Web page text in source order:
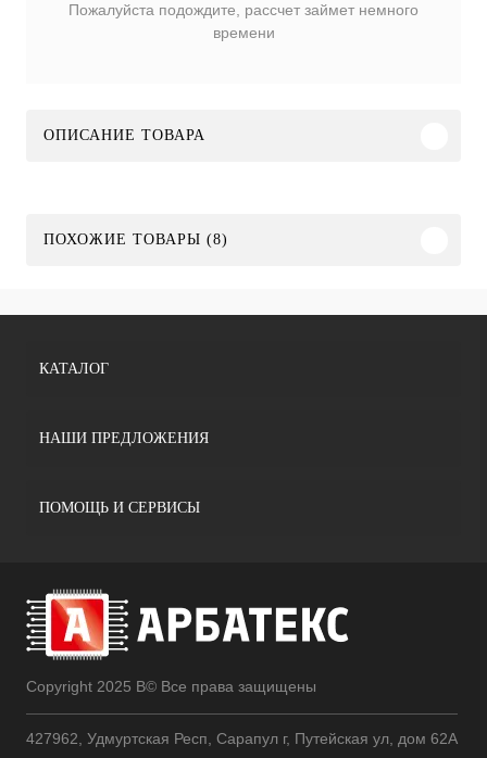
Пожалуйста подождите, рассчет займет немного
времени
ОПИСАНИЕ ТОВАРА
ПОХОЖИЕ ТОВАРЫ (8)
КАТАЛОГ
НАШИ ПРЕДЛОЖЕНИЯ
ПОМОЩЬ И СЕРВИСЫ
Copyright 2025 В© Все права защищены
427962, Удмуртская Респ, Сарапул г, Путейская ул, дом 62А